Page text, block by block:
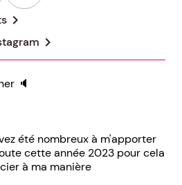
chevron_right
chevron_right
🔈
été nombreux à m'apporter
cette année 2023 pour cela
à ma manière